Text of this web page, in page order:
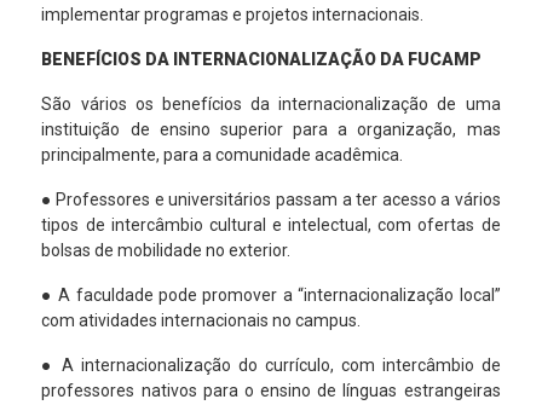
implementar programas e projetos internacionais.
BENEFÍCIOS DA INTERNACIONALIZAÇÃO DA FUCAMP
São vários os benefícios da internacionalização de uma
instituição de ensino superior para a organização, mas
principalmente, para a comunidade acadêmica.
● Professores e universitários passam a ter acesso a vários
tipos de intercâmbio cultural e intelectual, com ofertas de
bolsas de mobilidade no exterior.
● A faculdade pode promover a “internacionalização local”
com atividades internacionais no campus.
● A internacionalização do currículo, com intercâmbio de
professores nativos para o ensino de línguas estrangeiras